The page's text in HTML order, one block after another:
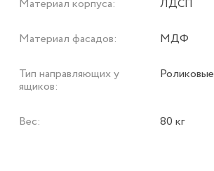
Материал корпуса: ЛДСП
Материал фасадов: МДФ
Тип направляющих у
ящиков:
Роликовые
Вес: 80 кг